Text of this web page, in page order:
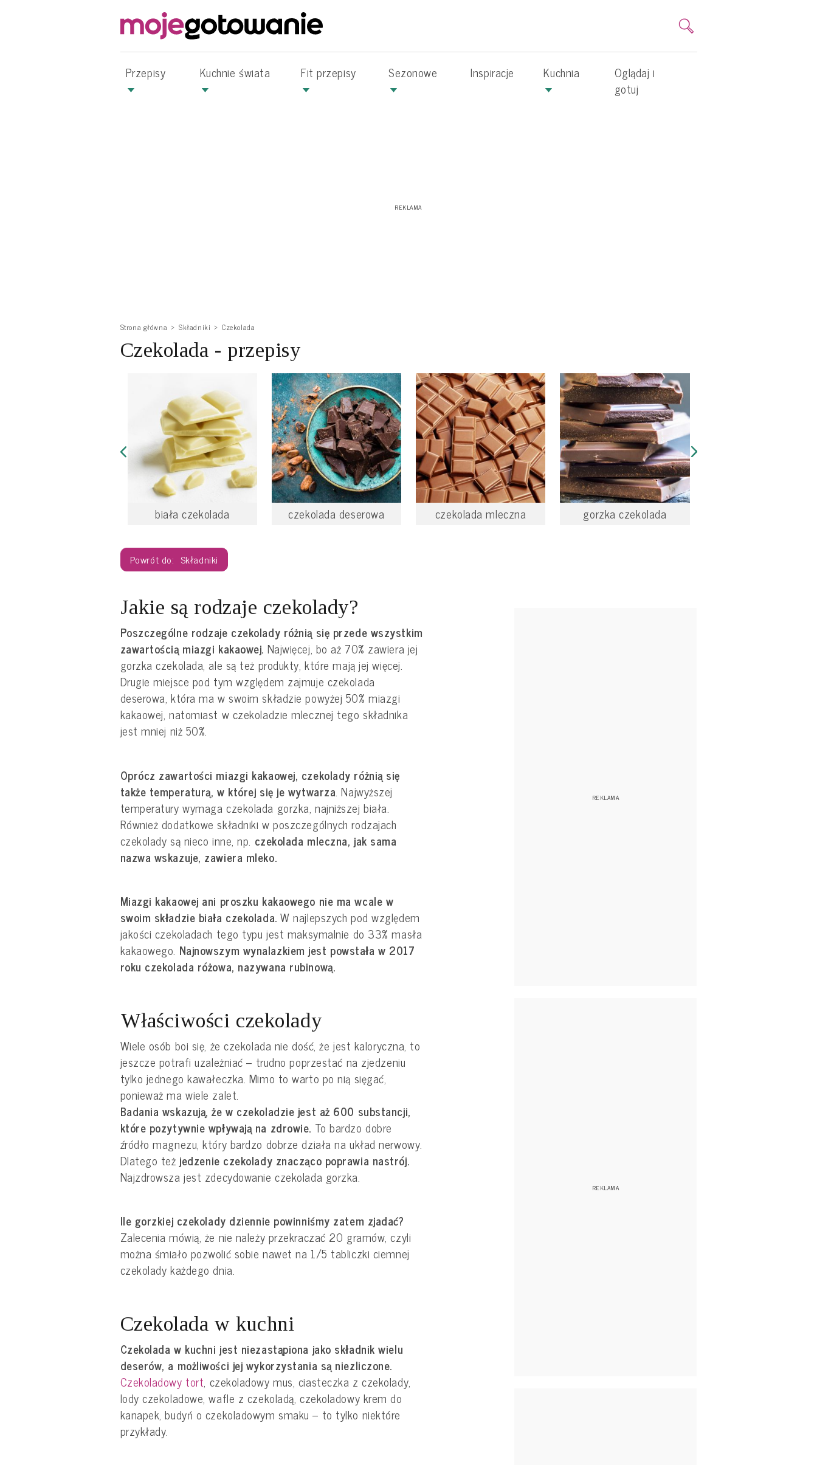
Przepisy Kuchnie świata Fit przepisy Sezonowe Inspiracje Kuchnia
Oglądaj i
gotuj
Strona główna Składniki Czekolada
Czekolada - przepisy
biała czekolada czekolada deserowa czekolada mleczna gorzka czekolada
Składniki
Jakie są rodzaje czekolady?
Poszczególne rodzaje czekolady różnią się przede wszystkim
zawartością miazgi kakaowej. Najwięcej, bo aż 70% zawiera jej
gorzka czekolada, ale są też produkty, które mają jej więcej.
Drugie miejsce pod tym względem zajmuje czekolada
deserowa, która ma w swoim składzie powyżej 50% miazgi
kakaowej, natomiast w czekoladzie mlecznej tego składnika
jest mniej niż 50%.
Oprócz zawartości miazgi kakaowej, czekolady różnią się
także temperaturą, w której się je wytwarza. Najwyższej
temperatury wymaga czekolada gorzka, najniższej biała.
Również dodatkowe składniki w poszczególnych rodzajach
czekolady są nieco inne, np. czekolada mleczna, jak sama
nazwa wskazuje, zawiera mleko.
Miazgi kakaowej ani proszku kakaowego nie ma wcale w
swoim składzie biała czekolada. W najlepszych pod względem
jakości czekoladach tego typu jest maksymalnie do 33% masła
kakaowego. Najnowszym wynalazkiem jest powstała w 2017
roku czekolada różowa, nazywana rubinową.
Właściwości czekolady
Wiele osób boi się, że czekolada nie dość, że jest kaloryczna, to
jeszcze potrafi uzależniać – trudno poprzestać na zjedzeniu
tylko jednego kawałeczka. Mimo to warto po nią sięgać,
ponieważ ma wiele zalet.
Badania wskazują, że w czekoladzie jest aż 600 substancji,
które pozytywnie wpływają na zdrowie. To bardzo dobre
źródło magnezu, który bardzo dobrze działa na układ nerwowy.
Dlatego też jedzenie czekolady znacząco poprawia nastrój.
Najzdrowsza jest zdecydowanie czekolada gorzka.
Ile gorzkiej czekolady dziennie powinniśmy zatem zjadać?
Zalecenia mówią, że nie należy przekraczać 20 gramów, czyli
można śmiało pozwolić sobie nawet na 1/5 tabliczki ciemnej
czekolady każdego dnia.
Czekolada w kuchni
Czekolada w kuchni jest niezastąpiona jako składnik wielu
deserów, a możliwości jej wykorzystania są niezliczone.
Czekoladowy tort, czekoladowy mus, ciasteczka z czekolady,
lody czekoladowe, wafle z czekoladą, czekoladowy krem do
kanapek, budyń o czekoladowym smaku – to tylko niektóre
przykłady.